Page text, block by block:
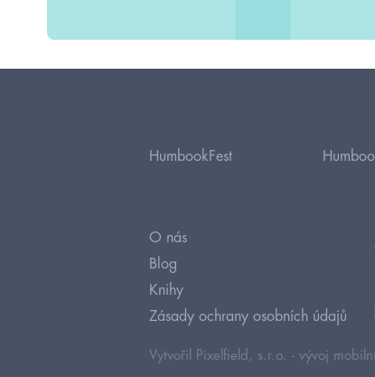
HumbookFest
O nás
Blog
Knihy
Zásady ochrany osobních údajů
Vytvořil Pixelfield, s.r.o. - vývoj